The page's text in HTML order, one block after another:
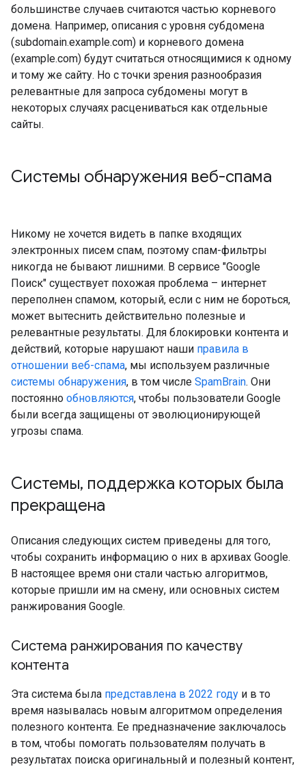
большинстве случаев считаются частью корневого
домена. Например, описания с уровня субдомена
(subdomain.example.com) и корневого домена
(example.com) будут считаться относящимися к одному
и тому же сайту. Но с точки зрения разнообразия
релевантные для запроса субдомены могут в
некоторых случаях расцениваться как отдельные
сайты.
Системы обнаружения веб-спама
Никому не хочется видеть в папке входящих
электронных писем спам, поэтому спам-фильтры
никогда не бывают лишними. В сервисе "Google
Поиск" существует похожая проблема – интернет
переполнен спамом, который, если с ним не бороться,
может вытеснить действительно полезные и
релевантные результаты. Для блокировки контента и
действий, которые нарушают наши правила в
отношении веб-спама, мы используем различные
системы обнаружения, в том числе SpamBrain. Они
постоянно обновляются, чтобы пользователи Google
были всегда защищены от эволюционирующей
угрозы спама.
Системы, поддержка которых была
прекращена
Описания следующих систем приведены для того,
чтобы сохранить информацию о них в архивах Google.
В настоящее время они стали частью алгоритмов,
которые пришли им на смену, или основных систем
ранжирования Google.
Система ранжирования по качеству
контента
Эта система была представлена в 2022 году и в то
время называлась новым алгоритмом определения
полезного контента. Ее предназначение заключалось
в том, чтобы помогать пользователям получать в
результатах поиска оригинальный и полезный контент,